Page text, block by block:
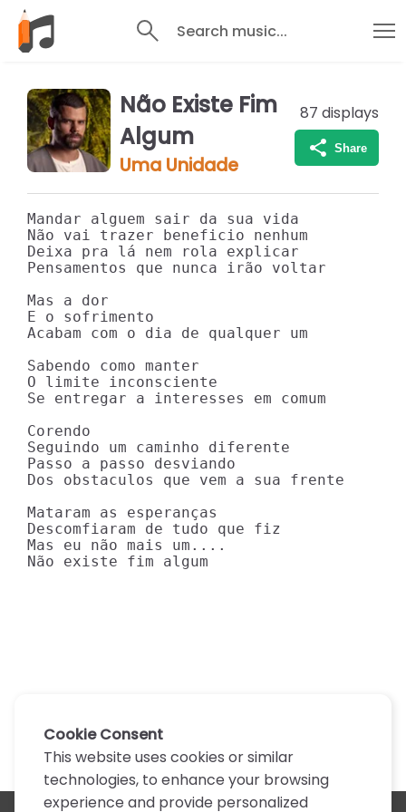
Search music...
Não Existe Fim
Algum
Uma Unidade
87 displays
Share
Mandar alguem sair da sua vida
Não vai trazer beneficio nenhum
Deixa pra lá nem rola explicar
Pensamentos que nunca irão voltar
Mas a dor
E o sofrimento
Acabam com o dia de qualquer um
Sabendo como manter
O limite inconsciente
Se entregar a interesses em comum
Corendo
Seguindo um caminho diferente
Passo a passo desviando
Dos obstaculos que vem a sua frente
Mataram as esperanças
Descomfiaram de tudo que fiz
Mas eu não mais um....
Não existe fim algum
Cookie Consent
This website uses cookies or similar
technologies, to enhance your browsing
experience and provide personalized